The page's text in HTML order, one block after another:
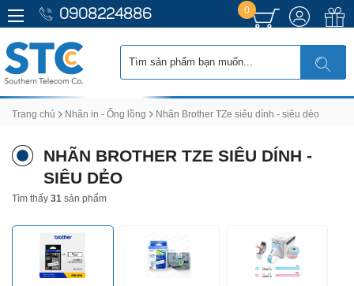
0908224886 0
Trang chủ Nhãn in - Ống lồng Nhãn Brother TZe siêu dính - siêu dẻo
NHÃN BROTHER TZE SIÊU DÍNH -
SIÊU DẺO
Tìm thấy 31 sản phẩm